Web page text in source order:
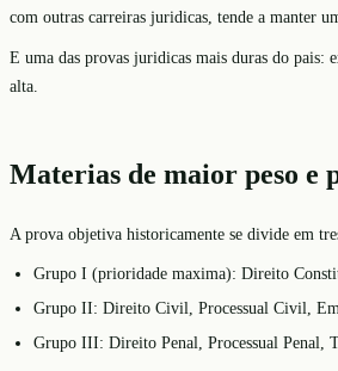
com outras carreiras juridicas, tende a manter
E uma das provas juridicas mais duras do pais:
alta.
Materias de maior peso e
A prova objetiva historicamente se divide em
Grupo I (prioridade maxima): Direito
Grupo II: Direito Civil, Processual Civil,
Grupo III: Direito Penal, Processual Penal,